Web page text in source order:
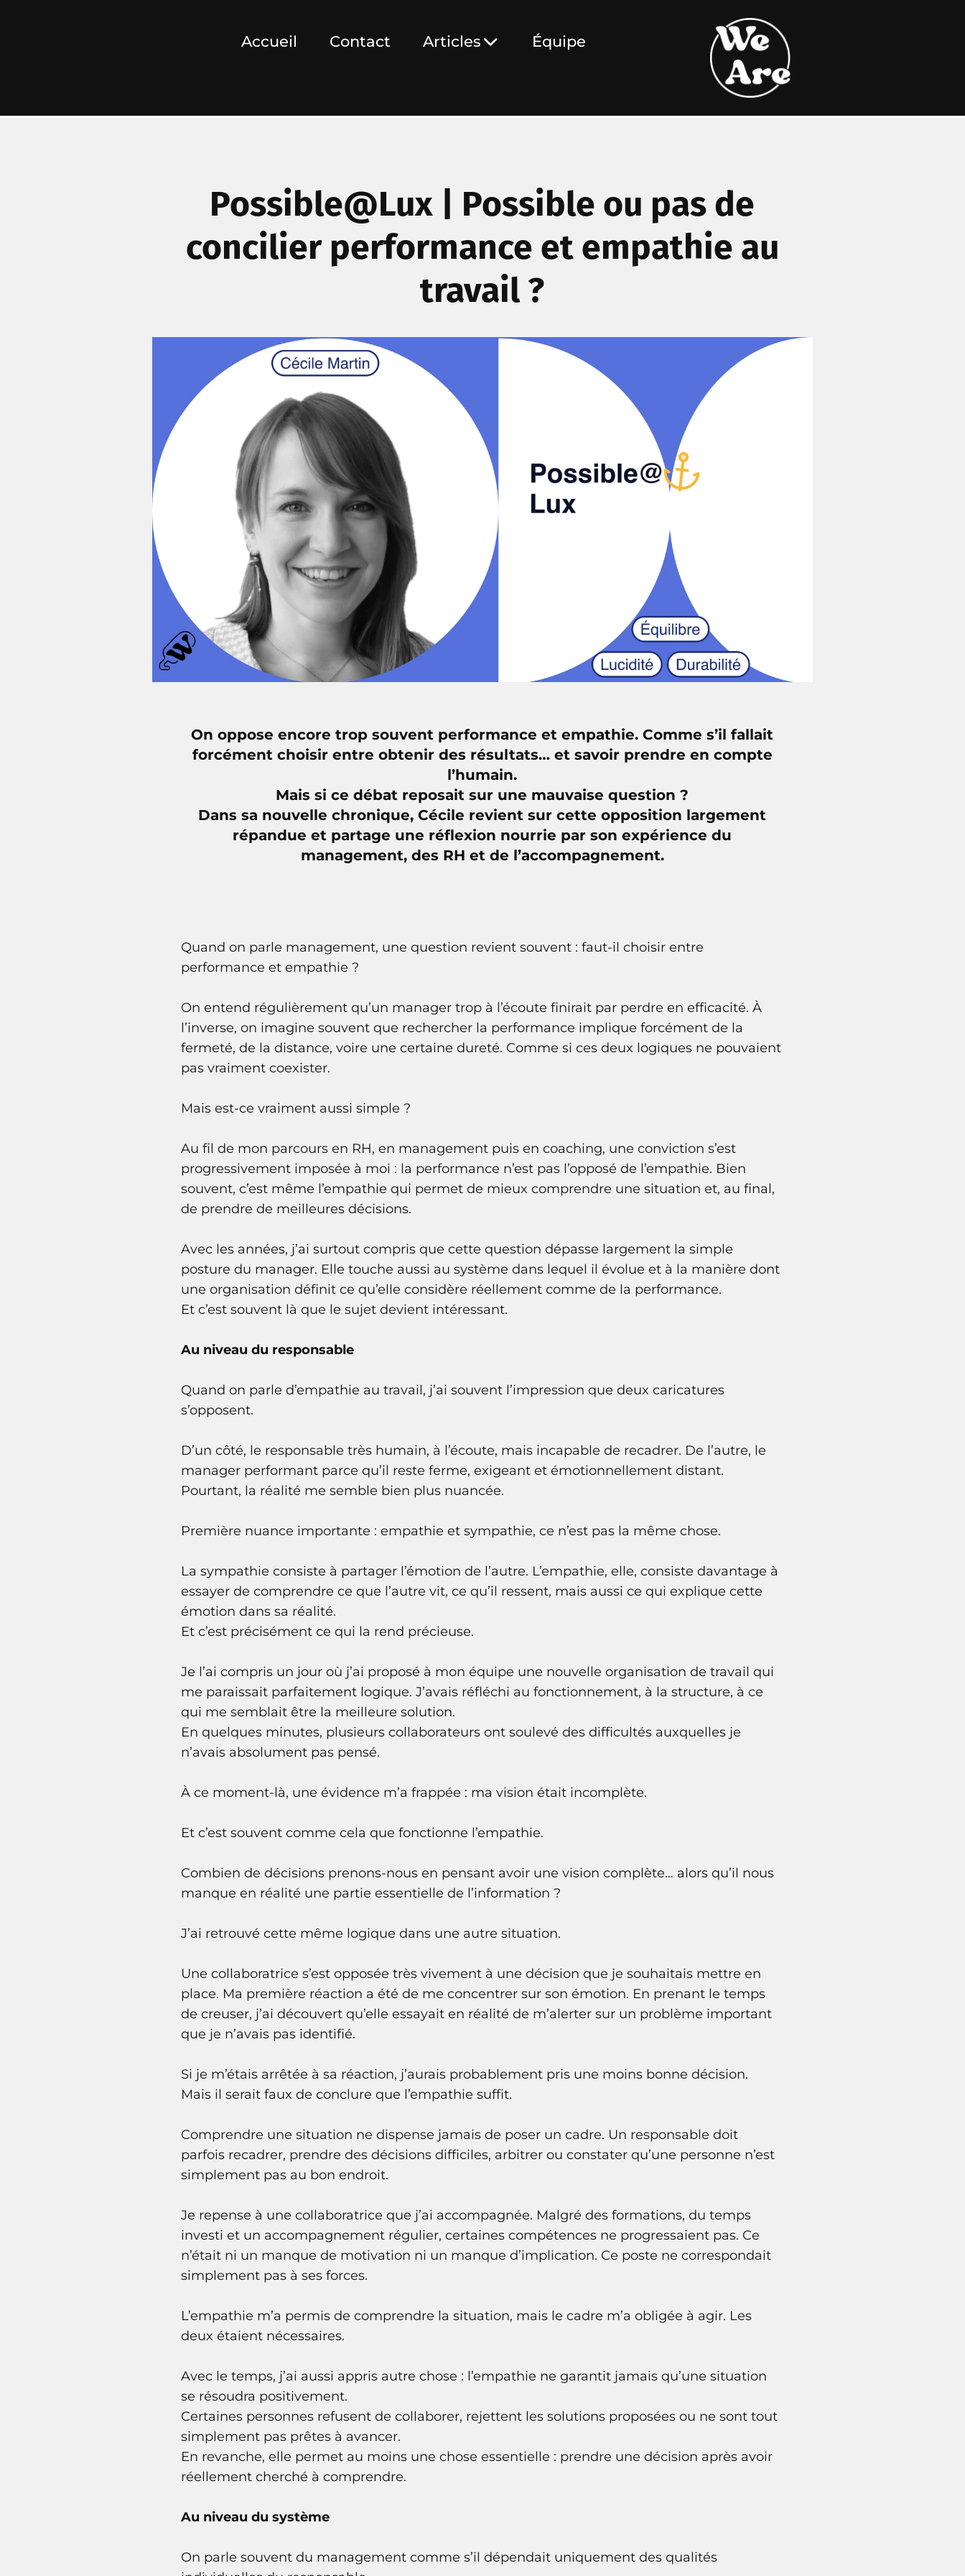
Accueil Contact Articles Équipe
Possible@Lux | Possible ou pas de
concilier performance et empathie au
travail ?
On oppose encore trop souvent performance et empathie. Comme s’il fallait
forcément choisir entre obtenir des résultats… et savoir prendre en compte
l’humain.
Mais si ce débat reposait sur une mauvaise question ?
Dans sa nouvelle chronique, Cécile revient sur cette opposition largement
répandue et partage une réflexion nourrie par son expérience du
management, des RH et de l’accompagnement.
Quand on parle management, une question revient souvent : faut-il choisir entre
performance et empathie ?
On entend régulièrement qu’un manager trop à l’écoute finirait par perdre en efficacité. À
l’inverse, on imagine souvent que rechercher la performance implique forcément de la
fermeté, de la distance, voire une certaine dureté. Comme si ces deux logiques ne pouvaient
pas vraiment coexister.
Mais est-ce vraiment aussi simple ?
Au fil de mon parcours en RH, en management puis en coaching, une conviction s’est
progressivement imposée à moi : la performance n’est pas l’opposé de l’empathie. Bien
souvent, c’est même l’empathie qui permet de mieux comprendre une situation et, au final,
de prendre de meilleures décisions.
Avec les années, j’ai surtout compris que cette question dépasse largement la simple
posture du manager. Elle touche aussi au système dans lequel il évolue et à la manière dont
une organisation définit ce qu’elle considère réellement comme de la performance.
Et c’est souvent là que le sujet devient intéressant.
Au niveau du responsable
Quand on parle d’empathie au travail, j’ai souvent l’impression que deux caricatures
s’opposent.
D’un côté, le responsable très humain, à l’écoute, mais incapable de recadrer. De l’autre, le
manager performant parce qu’il reste ferme, exigeant et émotionnellement distant.
Pourtant, la réalité me semble bien plus nuancée.
Première nuance importante : empathie et sympathie, ce n’est pas la même chose.
La sympathie consiste à partager l’émotion de l’autre. L’empathie, elle, consiste davantage à
essayer de comprendre ce que l’autre vit, ce qu’il ressent, mais aussi ce qui explique cette
émotion dans sa réalité.
Et c’est précisément ce qui la rend précieuse.
Je l’ai compris un jour où j’ai proposé à mon équipe une nouvelle organisation de travail qui
me paraissait parfaitement logique. J’avais réfléchi au fonctionnement, à la structure, à ce
qui me semblait être la meilleure solution.
En quelques minutes, plusieurs collaborateurs ont soulevé des difficultés auxquelles je
n’avais absolument pas pensé.
À ce moment-là, une évidence m’a frappée : ma vision était incomplète.
Et c’est souvent comme cela que fonctionne l’empathie.
Combien de décisions prenons-nous en pensant avoir une vision complète… alors qu’il nous
manque en réalité une partie essentielle de l’information ?
J’ai retrouvé cette même logique dans une autre situation.
Une collaboratrice s’est opposée très vivement à une décision que je souhaitais mettre en
place. Ma première réaction a été de me concentrer sur son émotion. En prenant le temps
de creuser, j’ai découvert qu’elle essayait en réalité de m’alerter sur un problème important
que je n’avais pas identifié.
Si je m’étais arrêtée à sa réaction, j’aurais probablement pris une moins bonne décision.
Mais il serait faux de conclure que l’empathie suffit.
Comprendre une situation ne dispense jamais de poser un cadre. Un responsable doit
parfois recadrer, prendre des décisions difficiles, arbitrer ou constater qu’une personne n’est
simplement pas au bon endroit.
Je repense à une collaboratrice que j’ai accompagnée. Malgré des formations, du temps
investi et un accompagnement régulier, certaines compétences ne progressaient pas. Ce
n’était ni un manque de motivation ni un manque d’implication. Ce poste ne correspondait
simplement pas à ses forces.
L’empathie m’a permis de comprendre la situation, mais le cadre m’a obligée à agir. Les
deux étaient nécessaires.
Avec le temps, j’ai aussi appris autre chose : l’empathie ne garantit jamais qu’une situation
se résoudra positivement.
Certaines personnes refusent de collaborer, rejettent les solutions proposées ou ne sont tout
simplement pas prêtes à avancer.
En revanche, elle permet au moins une chose essentielle : prendre une décision après avoir
réellement cherché à comprendre.
Au niveau du système
On parle souvent du management comme s’il dépendait uniquement des qualités